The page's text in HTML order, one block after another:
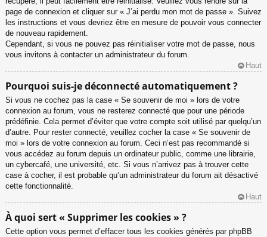
page de connexion et cliquer sur « J’ai perdu mon mot de passe ». Suivez
les instructions et vous devriez être en mesure de pouvoir vous connecter
de nouveau rapidement.
Cependant, si vous ne pouvez pas réinitialiser votre mot de passe, nous
vous invitons à contacter un administrateur du forum.
Haut
Pourquoi suis-je déconnecté automatiquement ?
Si vous ne cochez pas la case « Se souvenir de moi » lors de votre
connexion au forum, vous ne resterez connecté que pour une période
prédéfinie. Cela permet d’éviter que votre compte soit utilisé par quelqu’un
d’autre. Pour rester connecté, veuillez cocher la case « Se souvenir de
moi » lors de votre connexion au forum. Ceci n’est pas recommandé si
vous accédez au forum depuis un ordinateur public, comme une librairie,
un cybercafé, une université, etc. Si vous n’arrivez pas à trouver cette
case à cocher, il est probable qu’un administrateur du forum ait désactivé
cette fonctionnalité.
Haut
À quoi sert « Supprimer les cookies » ?
Cette option vous permet d’effacer tous les cookies générés par phpBB